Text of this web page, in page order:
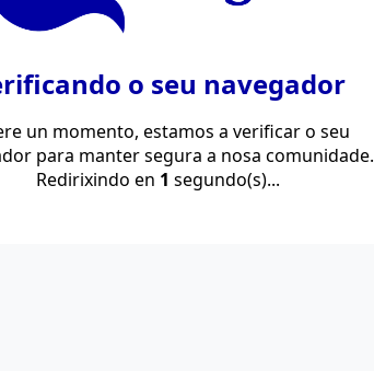
o seu navegador
un momento, estamos a verificar o seu
para manter segura a nosa comunidade.
Redirixindo en 1 segundo(s)...